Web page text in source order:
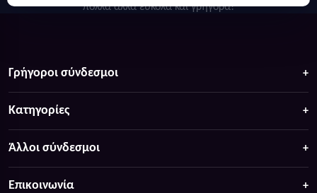
πολλά άλλα ευκολα και γρήγορα!
Γρήγοροι σύνδεσμοι
Κατηγορίες
Άλλοι σύνδεσμοι
Επικοινωνία